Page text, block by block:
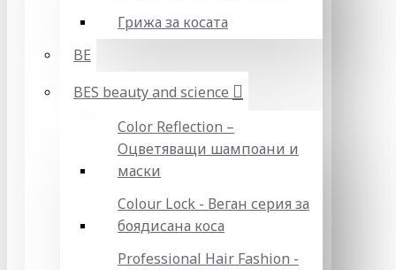
Грижа за косата
BE
BES beauty and science
Color Reflection –
Оцветяващи шампоани и
маски
Colour Lock - Веган серия за
боядисана коса
Professional Hair Fashion -